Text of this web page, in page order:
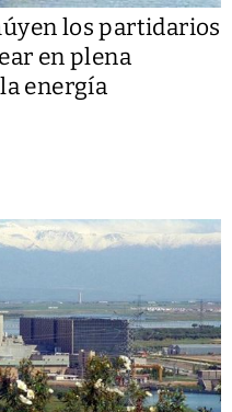
los partidarios
en plena
energía